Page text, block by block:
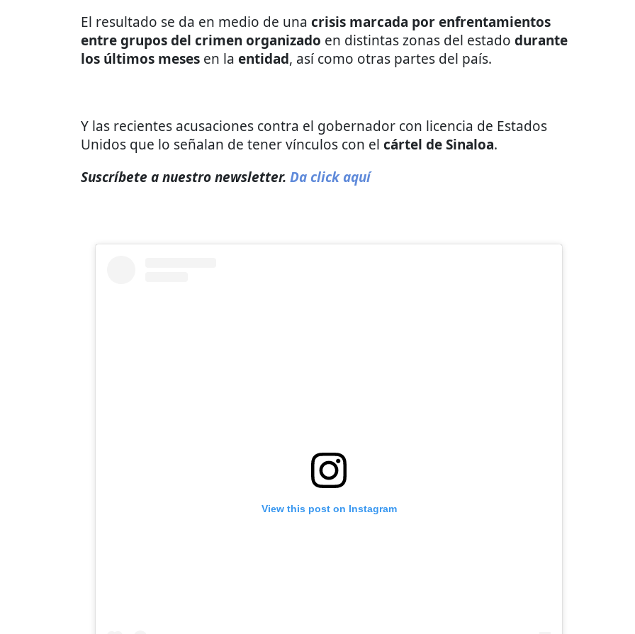
El resultado se da en medio de una crisis marcada por enfrentamientos
entre grupos del crimen organizado en distintas zonas del estado durante
los últimos meses en la entidad, así como otras partes del país.
Y las recientes acusaciones contra el gobernador con licencia de Estados
Unidos que lo señalan de tener vínculos con el cártel de Sinaloa.
Suscríbete a nuestro newsletter. Da click aquí
View this post on Instagram